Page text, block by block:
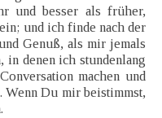
und besser als früher,
und ich finde nach der
Genuß, als mir jemals
in denen ich stundenlang
machen und
Du mir beistimmst,